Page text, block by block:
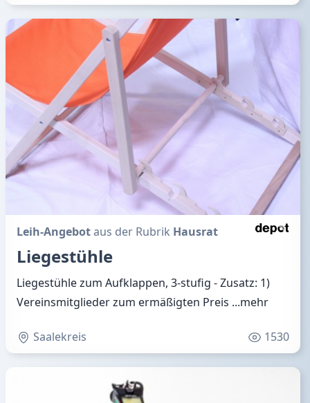
Leih-Angebotaus der Rubrik Hausrat
Liegestühle
Liegestühle zum Aufklappen, 3-stufig - Zusatz: 1)
Vereinsmitglieder zum ermäßigten Preis ...mehr
Saalekreis 1530